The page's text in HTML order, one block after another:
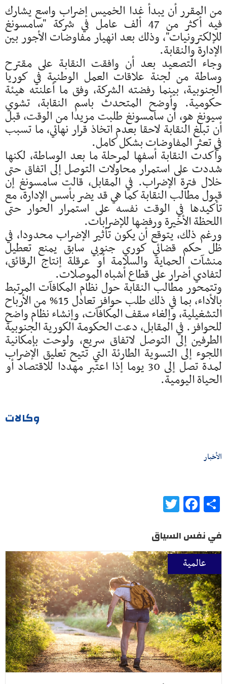
من المقرر أن يبدأ غدا الخميس إضراب واسع يشارك
فيه أكثر من 47 ألف عامل في شركة "سامسونغ
للإلكترونيات"، وذلك بعد انهيار مفاوضات الأجور بين
الإدارة والنقابة.
وجاء التصعيد بعد أن وافقت النقابة على مقترح
وساطة من لجنة علاقات العمل الوطنية في كوريا
الجنوبية، بينما رفضته الشركة، وفق ما أعلنته هيئة
حكومية. وأوضح المتحدث باسم النقابة، تشوي
سيونغ هو، أن سامسونغ طلبت مزيدا من الوقت، قبل
أن تبلغ النقابة لاحقا بعدم اتخاذ قرار نهائي، ما تسبب
في تعثر المفاوضات بشكل كامل.
وأكدت النقابة أسفها لمرحلة ما بعد الوساطة، لكنها
شددت على استمرار محاولات التوصل إلى اتفاق حتى
خلال فترة الإضراب. في المقابل، قالت سامسونغ إن
قبول مطالب النقابة كما هي قد يضر بأسس الإدارة، مع
تأكيدها في الوقت نفسه على استمرار الحوار حتى
اللحظة الأخيرة ورفضها للإضرابات.
ورغم ذلك، يتوقع أن يكون تأثير الإضراب محدودا، في
ظل حكم قضائي كوري جنوبي سابق يمنع تعطيل
منشآت الحماية والسلامة أو عرقلة إنتاج الرقائق،
لتفادي أضرار على قطاع أشباه الموصلات.
وتتمحور مطالب النقابة حول نظام المكافآت المرتبط
بالأداء، بما في ذلك طلب حوافز تعادل 15% من الأرباح
التشغيلية، وإلغاء سقف المكافآت، وإنشاء نظام واضح
للحوافز. في المقابل، دعت الحكومة الكورية الجنوبية
الطرفين إلى التوصل لاتفاق سريع، ولوحت بإمكانية
اللجوء إلى التسوية الطارئة التي تتيح تعليق الإضراب
لمدة تصل إلى 30 يوما إذا اعتبر مهددا للاقتصاد أو
الحياة اليومية.
وكالات
الأخبار
Share
Facebook
في نفس السياق
عالمية